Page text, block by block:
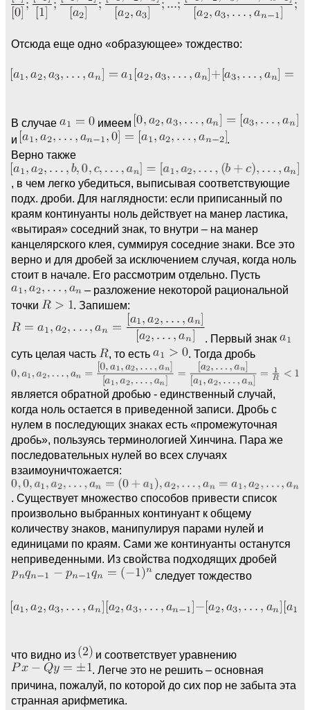
Отсюда еще одно «образующее» тождество:
В случае
имеем
и
Верно также
, в чем легко убедиться, выписывая соответствующие
подх. дроби. Для наглядности: если приписанный по
краям континуанты ноль действует на манер ластика,
«вытирая» соседний знак, то внутри – на манер
канцелярского клея, суммируя соседние знаки. Все это
верно и для дробей за исключением случая, когда ноль
стоит в начале. Его рассмотрим отдельно. Пусть
– разложение некоторой рациональной
точки
. Запишем:
. Первый знак
суть целая часть
, то есть . Тогда дробь
является обратной дробью - единственный случай,
когда ноль остается в приведенной записи. Дробь с
нулем в последующих знаках есть «промежуточная
дробь», пользуясь терминологией Хинчина. Пара же
последовательных нулей во всех случаях
взаимоуничтожается:
. Существует множество способов привести список
произвольно выбранных континуант к общему
количеству знаков, манипулируя парами нулей и
единицами по краям. Сами же континуанты останутся
неприведенными. Из свойства подходящих дробей
следует тождество
что видно из
и соответствует уравнению
. Легче это не решить – основная
причина, пожалуй, по которой до сих пор не забыта эта
странная арифметика.